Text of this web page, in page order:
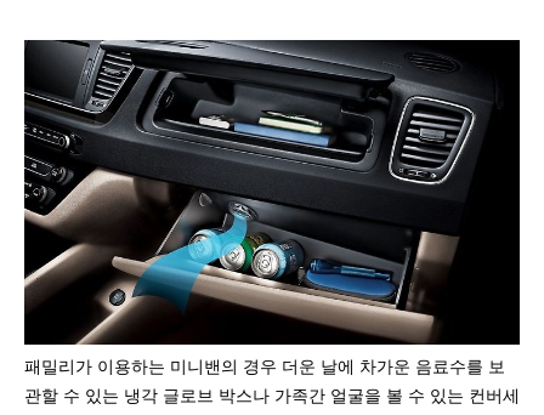
패밀리가 이용하는 미니밴의 경우 더운 날에 차가운 음료수를 보
관할 수 있는 냉각 글로브 박스나 가족간 얼굴을 볼 수 있는 컨버세